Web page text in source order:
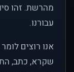
מהרשת. זהו
עבורנו.
אנו רוצים
שקרא, כתב,